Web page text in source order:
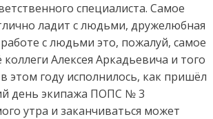
специалиста. Самое
ладит с людьми, дружелюбная
с людьми это, пожалуй, самое
коллеги Алексея Аркадьевича и того
этом году исполнилось, как пришёл
день экипажа ПОПС № 3
утра и заканчиваться может